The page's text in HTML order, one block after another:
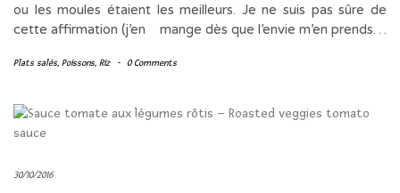
ou les moules étaient les meilleurs. Je ne suis pas sûre de
cette affirmation (j’en mange dès que l’envie m’en prends…
Plats salés, Poissons, Riz - 0 Comments
30/10/2016